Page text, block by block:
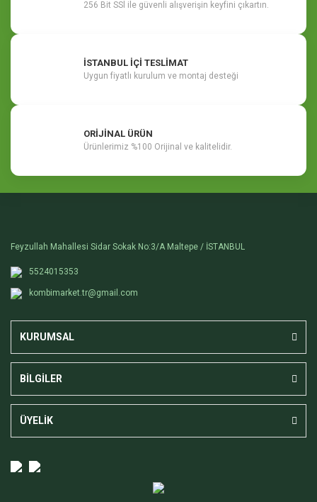
256 Bit SSl ile güvenli alışverişin keyfini çıkartın.
İSTANBUL İÇİ TESLİMAT
Uygun fiyatlı kurulum ve montaj desteği
ORİJİNAL ÜRÜN
Ürünlerimiz %100 Orijinal ve kalitelidir.
Feyzullah Mahallesi Sidar Sokak No:3/A Maltepe / İSTANBUL
5524015353
kombimarket.tr@gmail.com
KURUMSAL
BİLGİLER
ÜYELİK